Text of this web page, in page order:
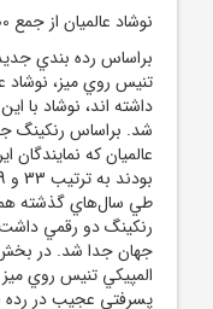
نوشاد عالميان از جمع 100 بازيکن برتر جهان جدا شد
براساس رده بندي
شد. براساس رنکينگ
عالميان که نمايندگان
جهان جدا شد. در بخش
پسرفتي عجيب در رده